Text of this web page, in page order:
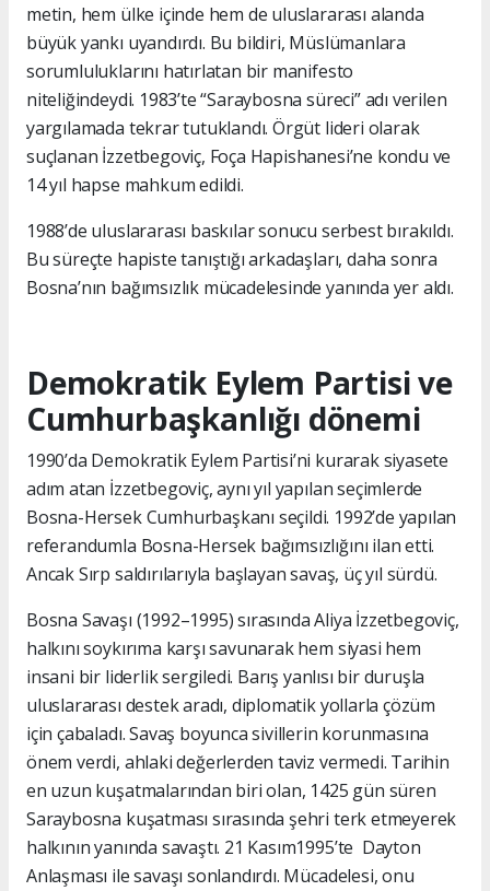
metin, hem ülke içinde hem de uluslararası alanda
büyük yankı uyandırdı. Bu bildiri, Müslümanlara
sorumluluklarını hatırlatan bir manifesto
niteliğindeydi. 1983’te “Saraybosna süreci” adı verilen
yargılamada tekrar tutuklandı. Örgüt lideri olarak
suçlanan İzzetbegoviç, Foça Hapishanesi’ne kondu ve
14 yıl hapse mahkum edildi.
1988’de uluslararası baskılar sonucu serbest bırakıldı.
Bu süreçte hapiste tanıştığı arkadaşları, daha sonra
Bosna’nın bağımsızlık mücadelesinde yanında yer aldı.
Demokratik Eylem Partisi ve
Cumhurbaşkanlığı dönemi
1990’da Demokratik Eylem Partisi’ni kurarak siyasete
adım atan İzzetbegoviç, aynı yıl yapılan seçimlerde
Bosna-Hersek Cumhurbaşkanı seçildi. 1992’de yapılan
referandumla Bosna-Hersek bağımsızlığını ilan etti.
Ancak Sırp saldırılarıyla başlayan savaş, üç yıl sürdü.
Bosna Savaşı (1992–1995) sırasında Aliya İzzetbegoviç,
halkını soykırıma karşı savunarak hem siyasi hem
insani bir liderlik sergiledi. Barış yanlısı bir duruşla
uluslararası destek aradı, diplomatik yollarla çözüm
için çabaladı. Savaş boyunca sivillerin korunmasına
önem verdi, ahlaki değerlerden taviz vermedi. Tarihin
en uzun kuşatmalarından biri olan, 1425 gün süren
Saraybosna kuşatması sırasında şehri terk etmeyerek
halkının yanında savaştı. 21 Kasım1995’te Dayton
Anlaşması ile savaşı sonlandırdı. Mücadelesi, onu